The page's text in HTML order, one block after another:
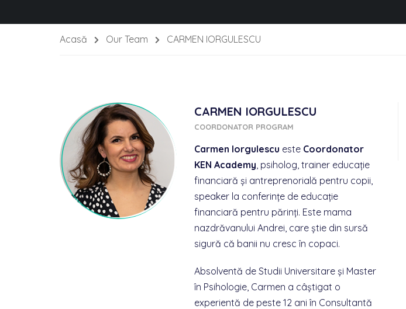
Acasă Our Team CARMEN IORGULESCU
CARMEN IORGULESCU
COORDONATOR PROGRAM
Carmen Iorgulescu este Coordonator
KEN Academy, psiholog, trainer educație
financiară și antreprenorială pentru copii,
speaker la conferințe de educație
financiară pentru părinți. Este mama
nazdrăvanului Andrei, care știe din sursă
sigură că banii nu cresc în copaci.
Absolventă de Studii Universitare și Master
în Psihologie, Carmen a câștigat o
experientă de peste 12 ani în Consultantă